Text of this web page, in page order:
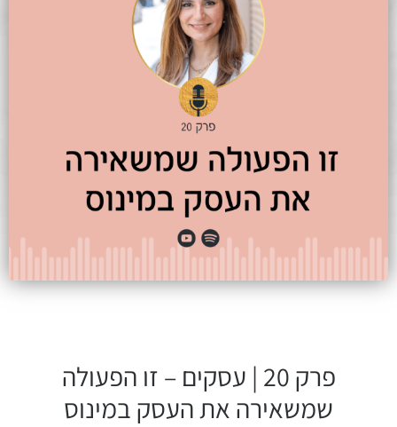
פרק 20 | עסקים – זו הפעולה
שמשאירה את העסק במינוס